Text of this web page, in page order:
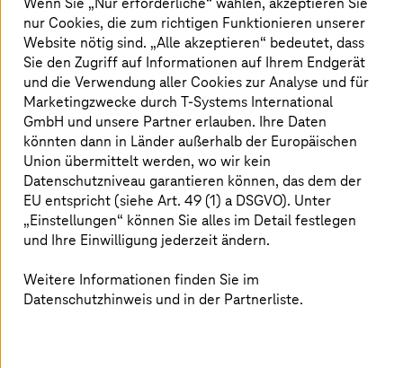
bietet sichere, verschlüsselte Kommunikation (als
geräteunabhängige App)
Die Software wird ausschließlich für öffentliche
Einrichtungen angeboten (Community-Ansatz)
T-Systemsbietet den BundesMessenger als SaaS
aus derT Cloud Public
(ehemals Open Telekom
Cloud) an
Die SaaS wird mit Managed Services angereichert
(darunter Updates und neue Versionen)
Für die Nutzung interner IAM-Systeme zur
Benutzerverwaltung bietet T-Systemsweitere
Integrationsoptionen
nur Cookies, die zum richtigen Funktionieren unserer
Website nötig sind. „Alle akzeptieren“ bedeutet, dass
Sie den Zugriff auf Informationen auf Ihrem Endgerät
und die Verwendung aller Cookies zur Analyse und für
Marketingzwecke durchT-Systems International
GmbH und unsere Partner erlauben. Ihre Daten
könnten dann in Länder außerhalb der Europäischen
Union übermittelt werden, wo wir kein
Datenschutzniveau garantieren können, das dem der
EU entspricht (siehe Art. 49 (1) a DSGVO). Unter
„Einstellungen“ können Sie alles im Detail festlegen
und Ihre Einwilligung jederzeit ändern.
Weitere Informationen finden Sie im
Datenschutzhinweis und in der Partnerliste.